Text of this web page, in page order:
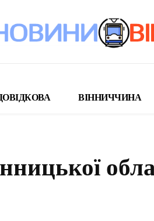
ВІННИЧЧИНА